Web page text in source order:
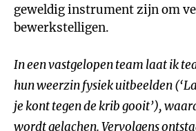
geweldig instrument zijn om
bewerkstelligen.
In een vastgelopen team laat ik
hun weerzin fysiek uitbeelden
je kont tegen de krib gooit’),
wordt gelachen. Vervolgens